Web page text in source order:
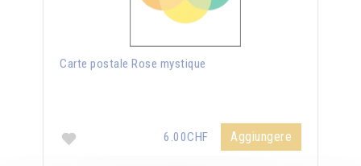
Carte postale Rose mystique
6.00CHF Aggiungere